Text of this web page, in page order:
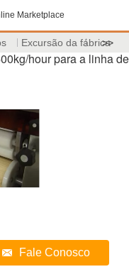
Marketplace
Excursão da fábrica
>>
hour para a linha de
Fale Conosco